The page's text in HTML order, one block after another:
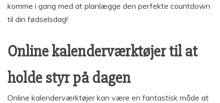
komme i gang med at planlægge den perfekte countdown
til din fødselsdag!
Online kalenderværktøjer til at
holde styr på dagen
Online kalenderværktøjer kan være en fantastisk måde at